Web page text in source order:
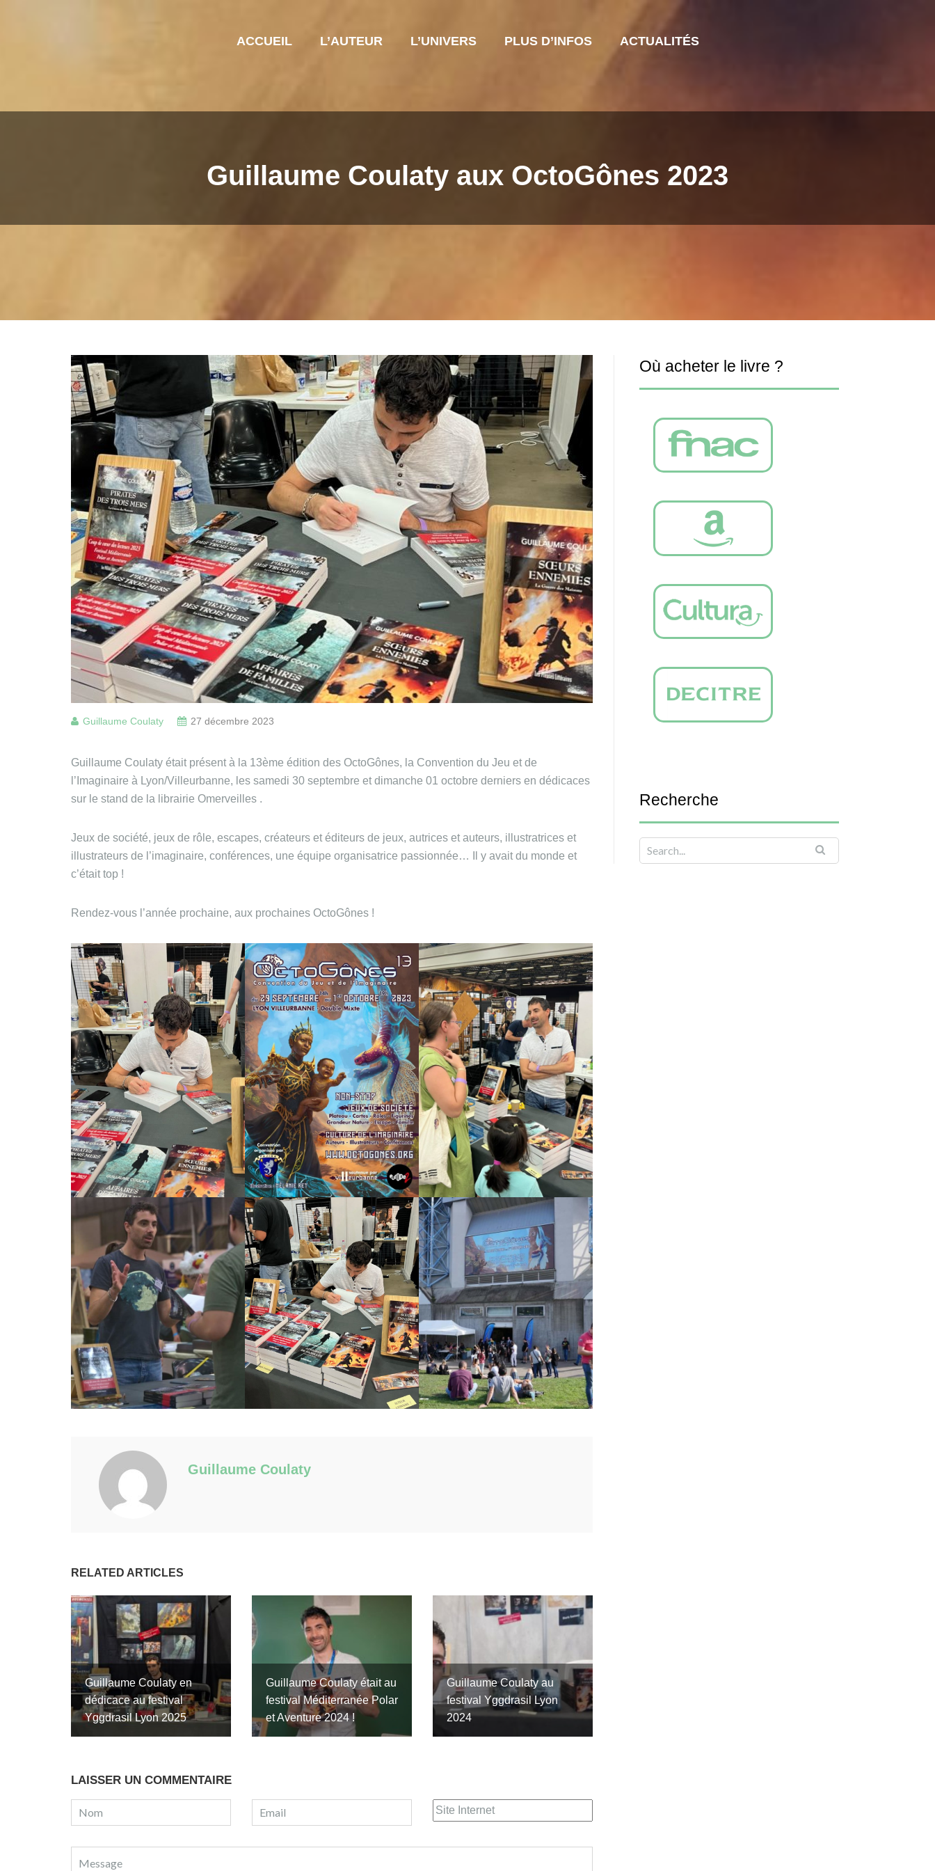
ACCUEIL L’AUTEUR L’UNIVERS PLUS D’INFOS ACTUALITÉS
Guillaume Coulaty aux OctoGônes 2023
Guillaume Coulaty 27 décembre 2023
Guillaume Coulaty était présent à la 13ème édition des OctoGônes, la Convention du Jeu et de
l’Imaginaire à Lyon/Villeurbanne, les samedi 30 septembre et dimanche 01 octobre derniers en dédicaces
sur le stand de la librairie Omerveilles .
Jeux de société, jeux de rôle, escapes, créateurs et éditeurs de jeux, autrices et auteurs, illustratrices et
illustrateurs de l’imaginaire, conférences, une équipe organisatrice passionnée… Il y avait du monde et
c’était top !
Rendez-vous l’année prochaine, aux prochaines OctoGônes !
Guillaume Coulaty
RELATED ARTICLES
Guillaume Coulaty en
dédicace au festival
Yggdrasil Lyon 2025
Guillaume Coulaty était au
festival Méditerranée Polar
et Aventure 2024 !
Guillaume Coulaty au
festival Yggdrasil Lyon
2024
LAISSER UN COMMENTAIRE
Où acheter le livre ?
Recherche